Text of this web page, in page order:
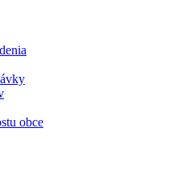
obce